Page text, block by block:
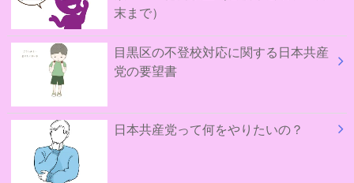
末まで）
目黒区の不登校対応に関する日本共産
党の要望書
日本共産党って何をやりたいの？